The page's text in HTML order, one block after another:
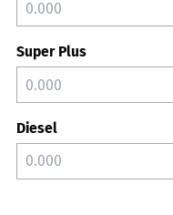
Super Plus
Diesel